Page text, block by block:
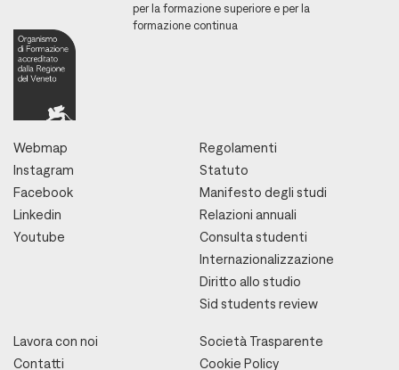
per la formazione superiore e per la
formazione continua
Webmap
Instagram
Facebook
Linkedin
Youtube
Regolamenti
Statuto
Manifesto degli studi
Relazioni annuali
Consulta studenti
Internazionalizzazione
Diritto allo studio
Sid students review
Lavora con noi
Contatti
Società Trasparente
Cookie Policy